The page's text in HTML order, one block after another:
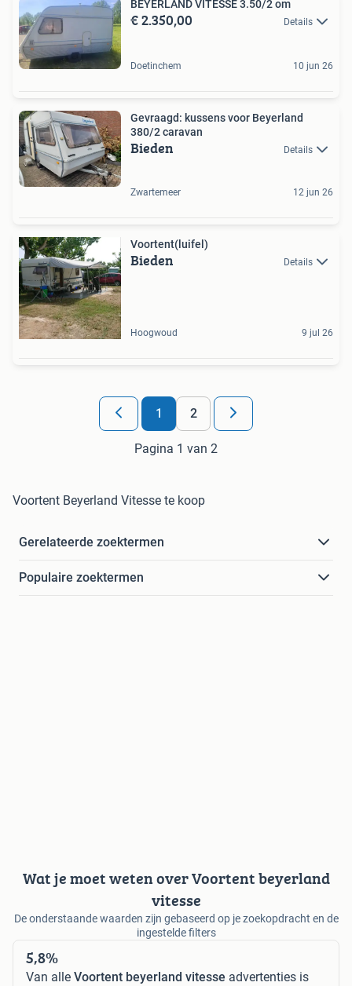
BEYERLAND VITESSE 3.50/2 om
€ 2.350,00 Details
Doetinchem 10 jun 26
Gevraagd: kussens voor Beyerland
380/2 caravan
Bieden Details
Zwartemeer 12 jun 26
Voortent(luifel)
Bieden Details
Hoogwoud 9 jul 26
1 2
Pagina 1 van 2
Voortent Beyerland Vitesse te koop
Gerelateerde zoektermen
Populaire zoektermen
Wat je moet weten over Voortent beyerland
vitesse
De onderstaande waarden zijn gebaseerd op je zoekopdracht en de
ingestelde filters
5,8%
Van alle Voortent beyerland vitesse advertenties is